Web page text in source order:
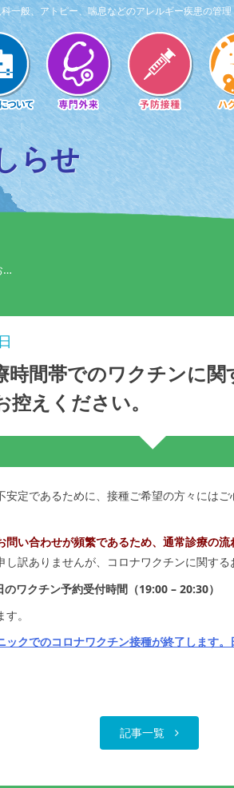
一般、アトピー、喘息などのアレルギー疾患の管
らせ
…
時間帯でのワクチンに関
えください。
安定であるために、接種ご希望の方々には
問い合わせが頻繁であるため、通常診療の流
し訳ありませんが、コロナワクチンに関する
のワクチン予約受付時間（19:00 – 20:30）
。
ックでのコロナワクチン接種が終了します
記事一覧